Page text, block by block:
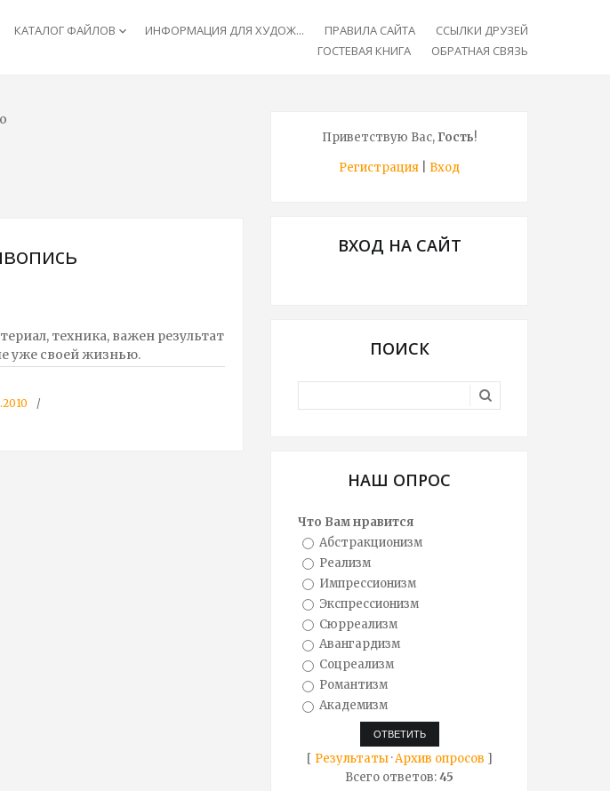
КАТАЛОГ ФАЙЛОВ keyboard_arrow_down ИНФОРМАЦИЯ ДЛЯ ХУДОЖ... ПРАВИЛА САЙТА
ССЫЛКИ ДРУЗЕЙ
ГОСТЕВАЯ КНИГА
ОБРАТНАЯ СВЯЗЬ
техника, важен результат
уже своей жизнью.
Приветствую Вас,Гость!
Регистрация
Вход
ВХОД НА САЙТ
ПОИСК
НАШ ОПРОС
Что Вам нравится
Абстракционизм
Реализм
Импрессионизм
Экспрессионизм
Сюрреализм
Авангардизм
Соцреализм
Романтизм
Академизм
[ Результаты·Архив опросов ]
Всего ответов:45